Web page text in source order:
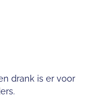
drank is er voor